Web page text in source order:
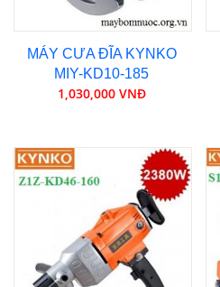
MÁY CƯA ĐĨA KYNKO
MIY-KD10-185
1,030,000 VNĐ